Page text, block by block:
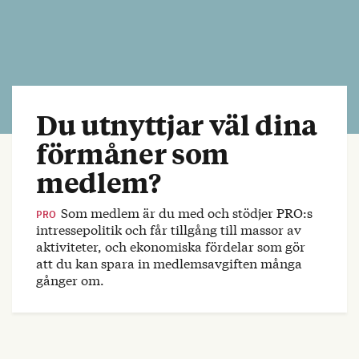
Du utnyttjar väl dina
förmåner som
medlem?
PRO Som medlem är du med och stödjer PRO:s
intressepolitik och får tillgång till massor av
aktiviteter, och ekonomiska fördelar som gör
att du kan spara in medlemsavgiften många
gånger om.